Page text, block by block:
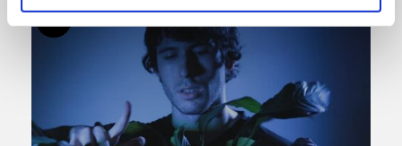
specific characteristics (fingerprinting)
Find out more about how your personal data is processed
and set your preferences in thedetails section
Guk eta gure bazkideek zure datu pertsonalak
prozesatzen ditugu, zure IP zenbakia, besteak beste,
teknologia erabiliz, cookieak adibidez, iragarki eta eduki